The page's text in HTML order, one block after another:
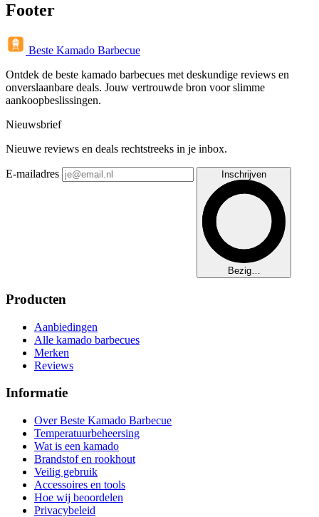
Footer
Beste Kamado Barbecue
Ontdek de beste kamado barbecues met deskundige reviews en
onverslaanbare deals. Jouw vertrouwde bron voor slimme
aankoopbeslissingen.
Nieuwsbrief
Nieuwe reviews en deals rechtstreeks in je inbox.
E-mailadres Inschrijven
Bezig…
Producten
Aanbiedingen
Alle kamado barbecues
Merken
Reviews
Informatie
Over Beste Kamado Barbecue
Temperatuurbeheersing
Wat is een kamado
Brandstof en rookhout
Veilig gebruik
Accessoires en tools
Hoe wij beoordelen
Privacybeleid